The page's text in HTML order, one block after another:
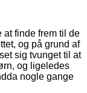
at finde frem til de
og på grund af
sig tvunget til at
og ligeledes
nogle gange